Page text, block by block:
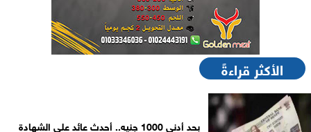
الأكثر قراءةً
بحد أدنى 1000 جنيه.. أحدث عائد على الشهادة